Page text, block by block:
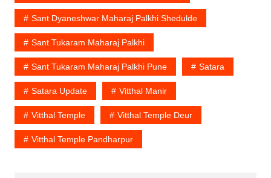
Sant Dyaneshwar Maharaj Palkhi Shedulde
Sant Tukaram Maharaj Palkhi
Sant Tukaram Maharaj Palkhi Pune Satara
Satara Update Vitthal Manir
Vitthal Temple Vitthal Temple Deur
Vitthal Temple Pandharpur